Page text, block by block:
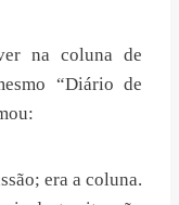
na coluna de
“Diário de
era a coluna.